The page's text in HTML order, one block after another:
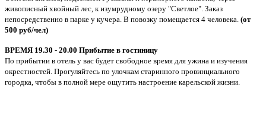
живописный хвойный лес, к изумрудному озеру "Светлое". Заказ
непосредственно в парке у кучера. В повозку помещается 4 человека. (от
500 руб/чел)
ВРЕМЯ 19.30 - 20.00 Прибытие в гостиницу
По прибытии в отель у вас будет свободное время для ужина и изучения
окрестностей. Прогуляйтесь по улочкам старинного провинциального
городка, чтобы в полной мере ощутить настроение карельской жизни.